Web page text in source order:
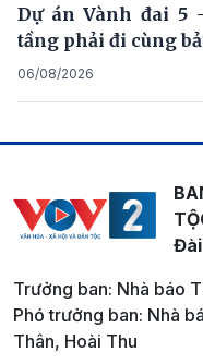
Dự án Vành đai 5
tầng phải đi cùng
06/08/2026
Trưởng ban: Nhà báo
Phó trưởng ban: Nhà
Thân, Hoài Thu